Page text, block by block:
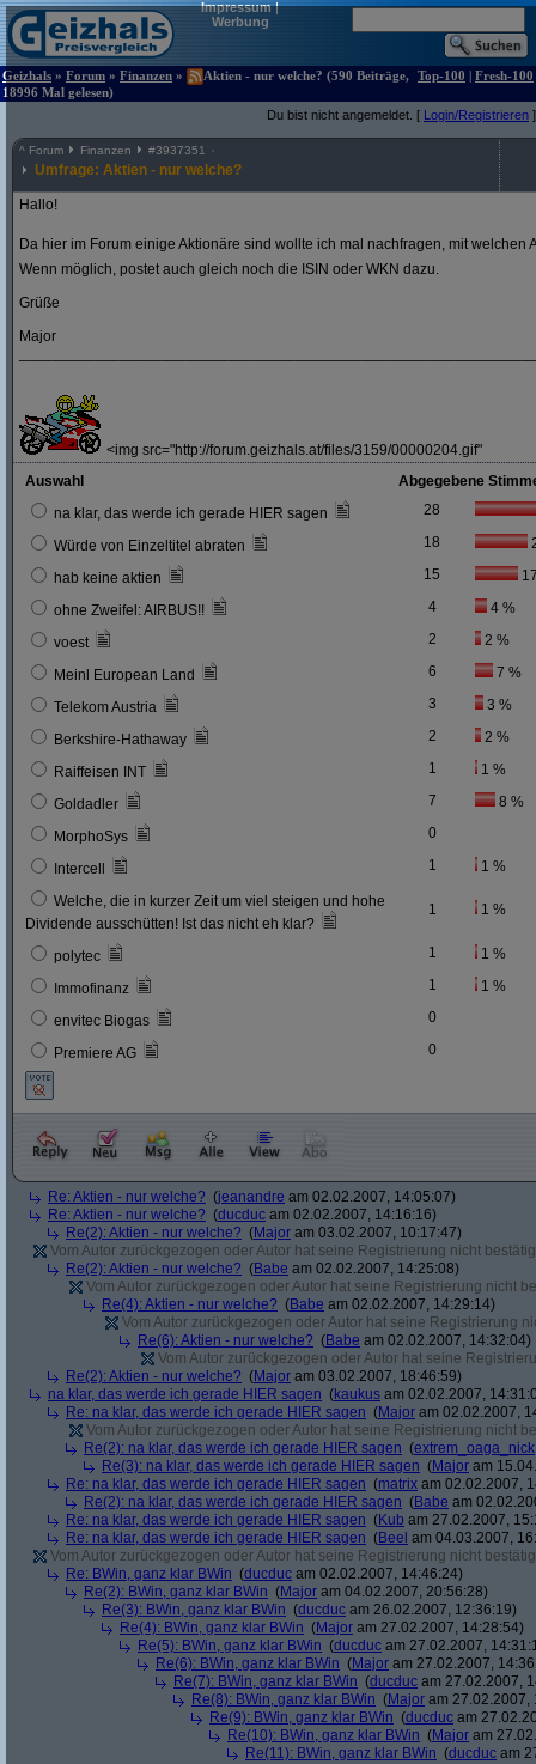
Impressum|
Werbung
Geizhals » Forum » Finanzen »
Aktien - nur welche? (590 Beiträge,
18996 Mal gelesen)
Top-100 | Fresh-100
Du bist nicht angemeldet. [ Login/Registrieren ]
^ Forum Finanzen #3937351
Umfrage: Aktien - nur welche?
Hallo!
Da hier im Forum einige Aktionäre sind wollte ich mal nachfragen, mit welchen
Wenn möglich, postet auch gleich noch die ISIN oder WKN dazu.
Grüße
Major
<img src="http://forum.geizhals.at/files/3159/00000204.gif"
Auswahl
Abgegebene
na klar, das werde ich gerade HIER sagen
28
Würde von Einzeltitel abraten 18
hab keine aktien 15
ohne Zweifel: AIRBUS!! 4 4 %
voest 2 2 %
Meinl European Land 6 7 %
Telekom Austria 3 3 %
Berkshire-Hathaway 2 2 %
Raiffeisen INT 1 1 %
Goldadler 7 8 %
MorphoSys 0
Intercell 1 1 %
Welche, die in kurzer Zeit um viel steigen und hohe
Dividende ausschütten! Ist das nicht eh klar?
1 1 %
polytec 1 1 %
Immofinanz 1 1 %
envitec Biogas 0
Premiere AG 0
Re: Aktien - nur welche? (jeanandre am 02.02.2007, 14:05:07)
Re: Aktien - nur welche? (ducduc am 02.02.2007, 14:16:16)
Re(2): Aktien - nur welche? (Major am 03.02.2007, 10:17:47)
Vom Autor zurückgezogen oder Autor hat seine Registrierung nicht
Re(2): Aktien - nur welche? (Babe am 02.02.2007, 14:25:08)
Vom Autor zurückgezogen oder Autor hat seine Registrierung nicht
Re(4): Aktien - nur welche? (Babe am 02.02.2007, 14:29:14)
Vom Autor zurückgezogen oder Autor hat seine Registrierung
Re(6): Aktien - nur welche? (Babe am 02.02.2007, 14:32:04)
Vom Autor zurückgezogen oder Autor hat seine
Re(2): Aktien - nur welche? (Major am 03.02.2007, 18:46:59)
na klar, das werde ich gerade HIER sagen (kaukus am 02.02.2007,
Re: na klar, das werde ich gerade HIER sagen (Major am 02.02.2007,
Vom Autor zurückgezogen oder Autor hat seine Registrierung nicht
Re(2): na klar, das werde ich gerade HIER sagen (extrem_oaga_nick
Re(3): na klar, das werde ich gerade HIER sagen (Major am
Re: na klar, das werde ich gerade HIER sagen (matrix am 02.02.2007,
Re(2): na klar, das werde ich gerade HIER sagen (Babe am
Re: na klar, das werde ich gerade HIER sagen (Kub am 27.02.2007,
Re: na klar, das werde ich gerade HIER sagen (Beel am 04.03.2007,
Vom Autor zurückgezogen oder Autor hat seine Registrierung nicht
Re: BWin, ganz klar BWin (ducduc am 02.02.2007, 14:46:24)
Re(2): BWin, ganz klar BWin (Major am 04.02.2007, 20:56:28)
Re(3): BWin, ganz klar BWin (ducduc am 26.02.2007, 12:36:19)
Re(4): BWin, ganz klar BWin (Major am 27.02.2007, 14:28:54)
Re(5): BWin, ganz klar BWin (ducduc am 27.02.2007,
Re(6): BWin, ganz klar BWin (Major am 27.02.2007,
Re(7): BWin, ganz klar BWin (ducduc am 27.02.2007,
Re(8): BWin, ganz klar BWin (Major am 27.02.2007,
Re(9): BWin, ganz klar BWin (ducduc am
Re(10): BWin, ganz klar BWin (Major am
Re(11): BWin, ganz klar BWin (ducduc am